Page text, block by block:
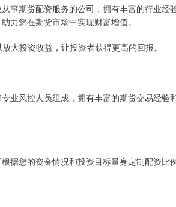
事期货配资服务的公司，拥有丰富的行业
力您在期货市场中实现财富增值。
大投资收益，让投资者获得更高的回报。
业风控人员组成，拥有丰富的期货交易经
据您的资金情况和投资目标量身定制配资